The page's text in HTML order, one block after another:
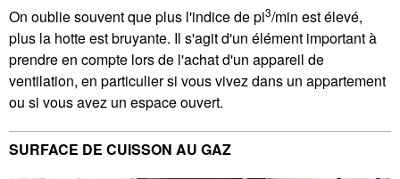
On oublie souvent que plus l'indice de pi3/min est élevé,
plus la hotte est bruyante. Il s'agit d'un élément important à
prendre en compte lors de l'achat d'un appareil de
ventilation, en particulier si vous vivez dans un appartement
ou si vous avez un espace ouvert.
SURFACE DE CUISSON AU GAZ